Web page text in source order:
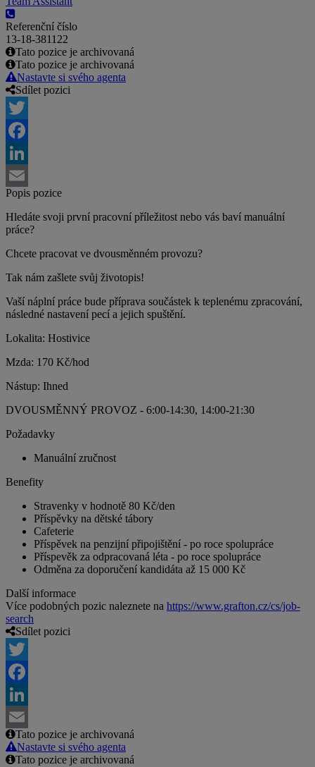
Referenční číslo
13-18-381122
Tato pozice je archivovaná
Tato pozice je archivovaná
Nastavte si svého agenta
Sdílet pozici
Twitter
Facebook
LinkedIn
Email
Popis pozice
Hledáte svoji první pracovní příležitost nebo vás baví manuální
práce?
Chcete pracovat ve dvousměnném provozu?
Tak nám zašlete svůj životopis!
Vaší náplní práce bude příprava součástek k teplenému zpracování,
následné nastavení pecí a jejich spuštění.
Lokalita: Hostivice
Mzda: 170 Kč/hod
Nástup: Ihned
DVOUSMĚNNÝ PROVOZ - 6:00-14:30, 14:00-21:30
Požadavky
Manuální zručnost
Benefity
Stravenky v hodnotě 80 Kč/den
Příspěvky na dětské tábory
Cafeterie
Příspěvek na penzijní připojištění - po roce spolupráce
Příspevěk za odpracovaná léta - po roce spolupráce
Odměna za doporučení kandidáta až 15 000 Kč
Další informace
Více podobných pozic naleznete na https://www.grafton.cz/cs/job-
search
Sdílet pozici
Twitter
Facebook
LinkedIn
Email
Tato pozice je archivovaná
Nastavte si svého agenta
Tato pozice je archivovaná